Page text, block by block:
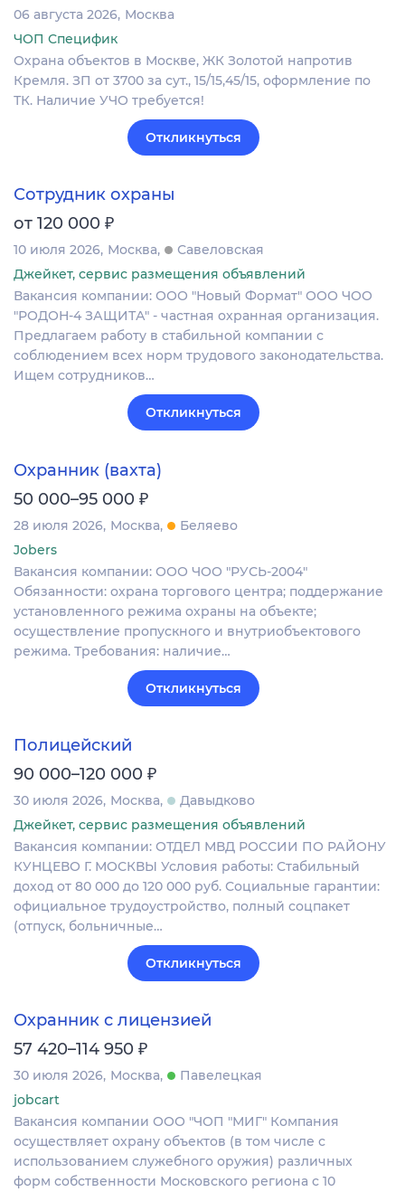
06 августа 2026 Москва
ЧОП Специфик
Охрана объектов в Москве, ЖК Золотой напротив
Кремля. ЗП от 3700 за сут., 15/15,45/15, оформление по
ТК. Наличие УЧО требуется!
Откликнуться
Сотрудник охраны
от 120 000 ₽
10 июля 2026 Москва
Савеловская
Джейкет, сервис размещения объявлений
Вакансия компании: ООО "Новый Формат" ООО ЧОО
"РОДОН-4 ЗАЩИТА" - частная охранная организация.
Предлагаем работу в стабильной компании с
соблюдением всех норм трудового законодательства.
Ищем сотрудников…
Откликнуться
Охранник (вахта)
50 000–95 000 ₽
28 июля 2026 Москва
Беляево
Jobers
Вакансия компании: ООО ЧОО "РУСЬ-2004"
Обязанности: охрана торгового центра; поддержание
установленного режима охраны на объекте;
осуществление пропускного и внутриобъектового
режима. Требования: наличие…
Откликнуться
Полицейский
90 000–120 000 ₽
30 июля 2026 Москва
Давыдково
Джейкет, сервис размещения объявлений
Вакансия компании: ОТДЕЛ МВД РОССИИ ПО РАЙОНУ
КУНЦЕВО Г. МОСКВЫ Условия работы: Стабильный
доход от 80 000 до 120 000 руб. Социальные гарантии:
официальное трудоустройство, полный соцпакет
(отпуск, больничные…
Откликнуться
Охранник с лицензией
57 420–114 950 ₽
30 июля 2026 Москва
Павелецкая
jobcart
Вакансия компании ООО "ЧОП "МИГ" Компания
осуществляет охрану объектов (в том числе с
использованием служебного оружия) различных
форм собственности Московского региона с 10